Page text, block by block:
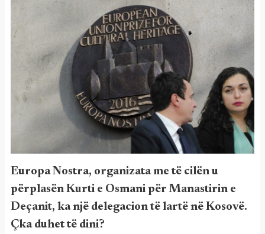
Europa Nostra, organizata me të cilën u
përplasën Kurti e Osmani për Manastirin e
Deçanit, ka një delegacion të lartë në Kosovë.
Çka duhet të dini?